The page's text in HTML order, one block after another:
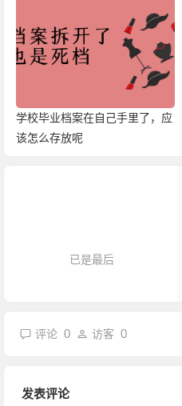
学校毕业档案在自己手里了，应
该怎么存放呢
已是最后
评论0 访客0
发表评论